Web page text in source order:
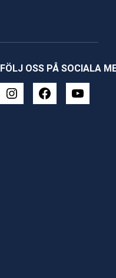
FÖLJ OSS PÅ SOCIALA